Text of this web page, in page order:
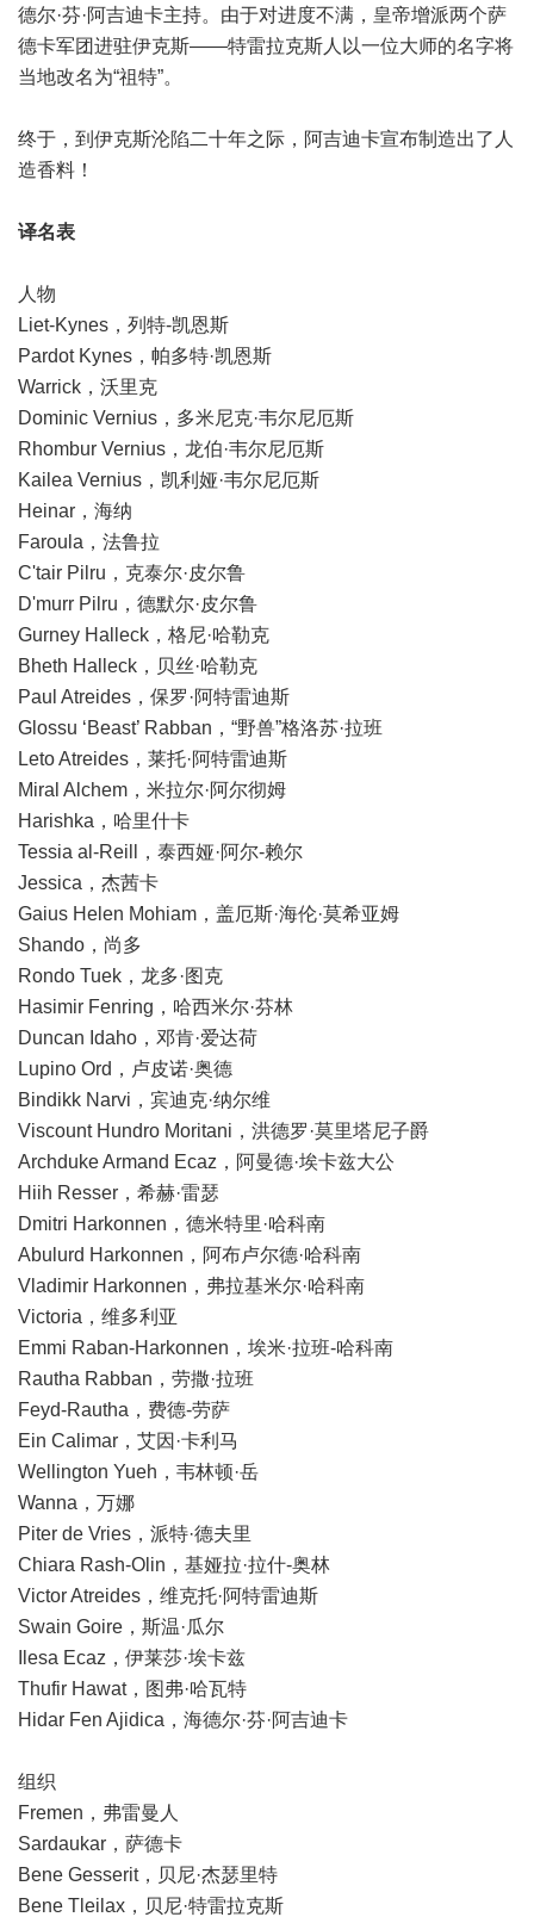
德尔·芬·阿吉迪卡主持。由于对进度不满，皇帝增派两个萨
德卡军团进驻伊克斯——特雷拉克斯人以一位大师的名字将
当地改名为“祖特”。
终于，到伊克斯沦陷二十年之际，阿吉迪卡宣布制造出了人
造香料！
译名表
人物
Liet-Kynes，列特-凯恩斯
Pardot Kynes，帕多特·凯恩斯
Warrick，沃里克
Dominic Vernius，多米尼克·韦尔尼厄斯
Rhombur Vernius，龙伯·韦尔尼厄斯
Kailea Vernius，凯利娅·韦尔尼厄斯
Heinar，海纳
Faroula，法鲁拉
C'tair Pilru，克泰尔·皮尔鲁
D'murr Pilru，德默尔·皮尔鲁
Gurney Halleck，格尼·哈勒克
Bheth Halleck，贝丝·哈勒克
Paul Atreides，保罗·阿特雷迪斯
Glossu ‘Beast’ Rabban，“野兽”格洛苏·拉班
Leto Atreides，莱托·阿特雷迪斯
Miral Alchem，米拉尔·阿尔彻姆
Harishka，哈里什卡
Tessia al-Reill，泰西娅·阿尔-赖尔
Jessica，杰茜卡
Gaius Helen Mohiam，盖厄斯·海伦·莫希亚姆
Shando，尚多
Rondo Tuek，龙多·图克
Hasimir Fenring，哈西米尔·芬林
Duncan Idaho，邓肯·爱达荷
Lupino Ord，卢皮诺·奥德
Bindikk Narvi，宾迪克·纳尔维
Viscount Hundro Moritani，洪德罗·莫里塔尼子爵
Archduke Armand Ecaz，阿曼德·埃卡兹大公
Hiih Resser，希赫·雷瑟
Dmitri Harkonnen，德米特里·哈科南
Abulurd Harkonnen，阿布卢尔德·哈科南
Vladimir Harkonnen，弗拉基米尔·哈科南
Victoria，维多利亚
Emmi Raban-Harkonnen，埃米·拉班-哈科南
Rautha Rabban，劳撒·拉班
Feyd-Rautha，费德-劳萨
Ein Calimar，艾因·卡利马
Wellington Yueh，韦林顿·岳
Wanna，万娜
Piter de Vries，派特·德夫里
Chiara Rash-Olin，基娅拉·拉什-奥林
Victor Atreides，维克托·阿特雷迪斯
Swain Goire，斯温·瓜尔
Ilesa Ecaz，伊莱莎·埃卡兹
Thufir Hawat，图弗·哈瓦特
Hidar Fen Ajidica，海德尔·芬·阿吉迪卡
组织
Fremen，弗雷曼人
Sardaukar，萨德卡
Bene Gesserit，贝尼·杰瑟里特
Bene Tleilax，贝尼·特雷拉克斯